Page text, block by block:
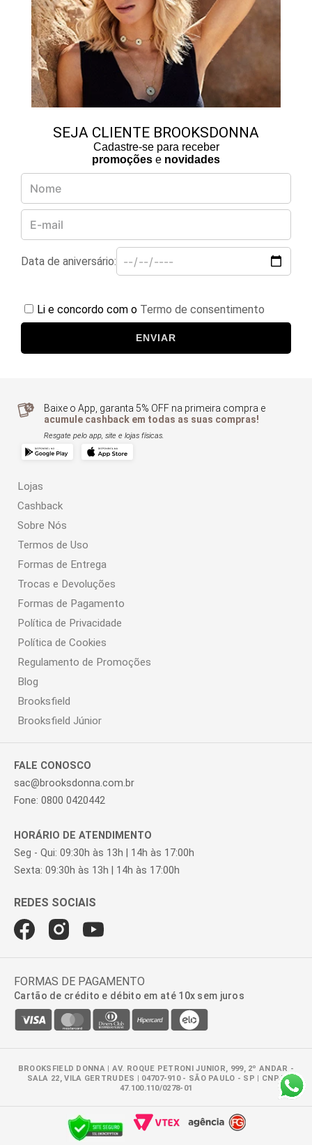
SEJA CLIENTE BROOKSDONNA
Cadastre-se para receber
promoções e novidades
Data de aniversário:
Li e concordo com o Termo de consentimento
ENVIAR
Baixe o App, garanta 5% OFF na primeira compra e
acumule cashback em todas as suas compras!
Resgate pelo app, site e lojas físicas.
Lojas
Cashback
Sobre Nós
Termos de Uso
Formas de Entrega
Trocas e Devoluções
Formas de Pagamento
Política de Privacidade
Política de Cookies
Regulamento de Promoções
Blog
Brooksfield
Brooksfield Júnior
FALE CONOSCO
sac@brooksdonna.com.br
Fone: 0800 0420442
HORÁRIO DE ATENDIMENTO
Seg - Qui: 09:30h às 13h | 14h às 17:00h
Sexta: 09:30h às 13h | 14h às 17:00h
FORMAS DE PAGAMENTO
Cartão de crédito e débito em até 10x sem juros
BROOKSFIELD DONNA | AV. ROQUE PETRONI JUNIOR, 999, 2º ANDAR -
SALA 22, VILA GERTRUDES | 04707-910 - SÃO PAULO - SP | CNPJ:
47.100.110/0278-01